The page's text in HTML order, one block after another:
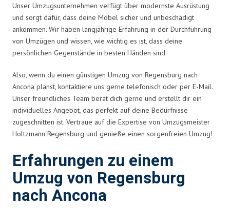
Unser Umzugsunternehmen verfügt über modernste Ausrüstung
und sorgt dafür, dass deine Möbel sicher und unbeschädigt
ankommen. Wir haben langjährige Erfahrung in der Durchführung
von Umzügen und wissen, wie wichtig es ist, dass deine
persönlichen Gegenstände in besten Händen sind.
Also, wenn du einen günstigen Umzug von Regensburg nach
Ancona planst, kontaktiere uns gerne telefonisch oder per E-Mail.
Unser freundliches Team berät dich gerne und erstellt dir ein
individuelles Angebot, das perfekt auf deine Bedürfnisse
zugeschnitten ist. Vertraue auf die Expertise von Umzugsmeister
Holtzmann Regensburg und genieße einen sorgenfreien Umzug!
Erfahrungen zu einem
Umzug von Regensburg
nach Ancona